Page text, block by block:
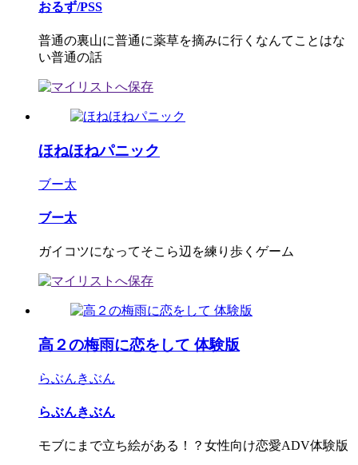
おるず/PSS
普通の裏山に普通に薬草を摘みに行くなんてことはな
い普通の話
ほねほねパニック
ブー太
ブー太
ガイコツになってそこら辺を練り歩くゲーム
高２の梅雨に恋をして 体験版
らぶんきぶん
らぶんきぶん
モブにまで立ち絵がある！？女性向け恋愛ADV体験版